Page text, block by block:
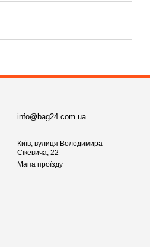
info@bag24.com.ua
Київ, вулиця Володимира
Сікевича, 22
Мапа проїзду